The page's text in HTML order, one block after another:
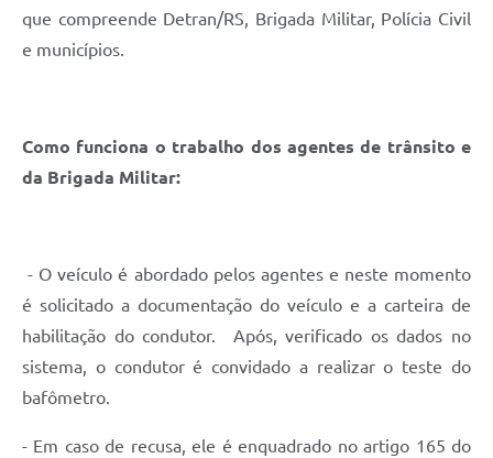
que compreende Detran/RS, Brigada Militar, Polícia Civil
e municípios.
Como funciona o trabalho dos agentes de trânsito e
da Brigada Militar:
- O veículo é abordado pelos agentes e neste momento
é solicitado a documentação do veículo e a carteira de
habilitação do condutor. Após, verificado os dados no
sistema, o condutor é convidado a realizar o teste do
bafômetro.
- Em caso de recusa, ele é enquadrado no artigo 165 do